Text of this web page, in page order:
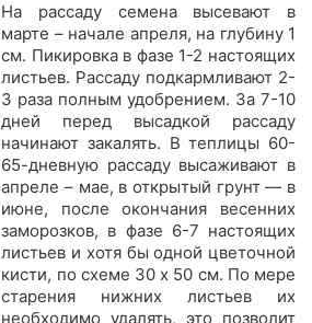
На рассаду семена высевают в
марте – начале апреля, на глубину 1
см. Пикировка в фазе 1-2 настоящих
листьев. Рассаду подкармливают 2-
3 раза полным удобрением. За 7-10
дней перед высадкой рассаду
начинают закалять. В теплицы 60-
65-дневную рассаду высаживают в
апреле – мае, в открытый грунт — в
июне, после окончания весенних
заморозков, в фазе 6-7 настоящих
листьев и хотя бы одной цветочной
кисти, по схеме 30 х 50 см. По мере
старения нижних листьев их
необходимо удалять, это позволит